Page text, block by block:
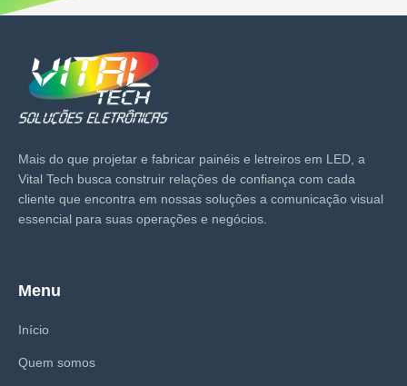
Mais do que projetar e fabricar painéis e letreiros em LED, a
Vital Tech busca construir relações de confiança com cada
cliente que encontra em nossas soluções a comunicação visual
essencial para suas operações e negócios.
Menu
Início
Quem somos